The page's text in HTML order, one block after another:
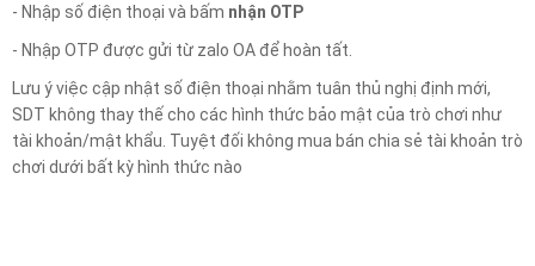
- Nhập số điện thoại và bấm nhận OTP
- Nhập OTP được gửi từ zalo OA để hoàn tất.
Lưu ý việc cập nhật số điện thoại nhằm tuân thủ nghị định mới,
SDT không thay thế cho các hình thức bảo mật của trò chơi như
tài khoản/mật khẩu. Tuyệt đối không mua bán chia sẻ tài khoản trò
chơi dưới bất kỳ hình thức nào